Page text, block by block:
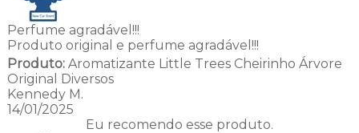
Perfume agradável!!!
Produto original e perfume agradável!!!
Produto:Aromatizante Little Trees Cheirinho Árvore
Original Diversos
Kennedy M.
14/01/2025
Eu recomendo esse produto.